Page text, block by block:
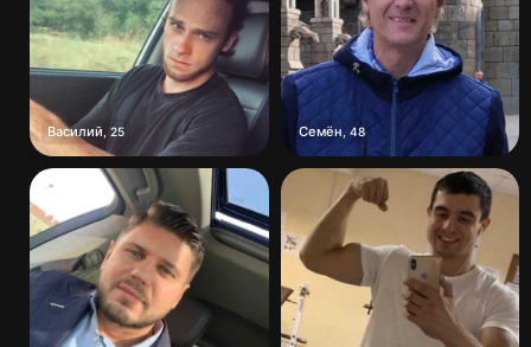
Василий 25 Семён 48